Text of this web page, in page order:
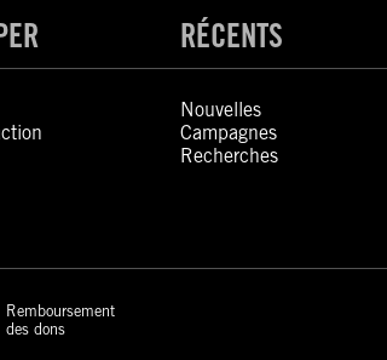
RÉCENTS
Nouvelles
Campagnes
Recherches
Remboursement
des dons